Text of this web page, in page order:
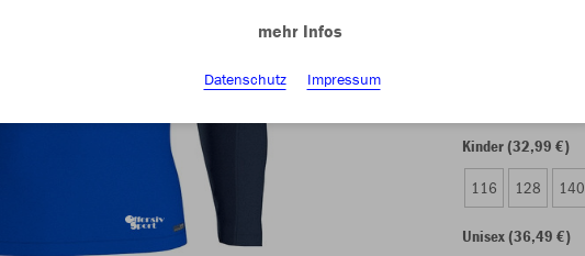
Kinder (32,99 €)
116 128 140
Unisex (36,49 €)
mehr Infos
Datenschutz Impressum